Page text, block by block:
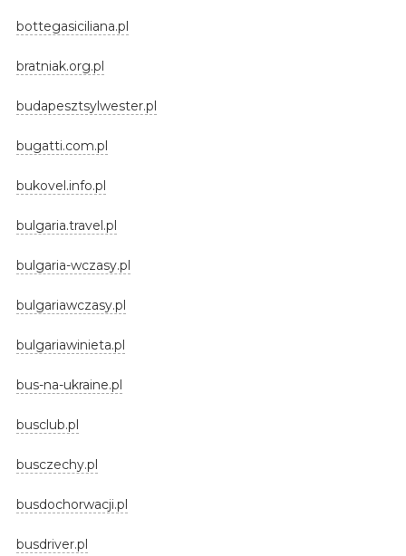
bottegasiciliana.pl
bratniak.org.pl
budapesztsylwester.pl
bugatti.com.pl
bukovel.info.pl
bulgaria.travel.pl
bulgaria-wczasy.pl
bulgariawczasy.pl
bulgariawinieta.pl
bus-na-ukraine.pl
busclub.pl
busczechy.pl
busdochorwacji.pl
busdriver.pl